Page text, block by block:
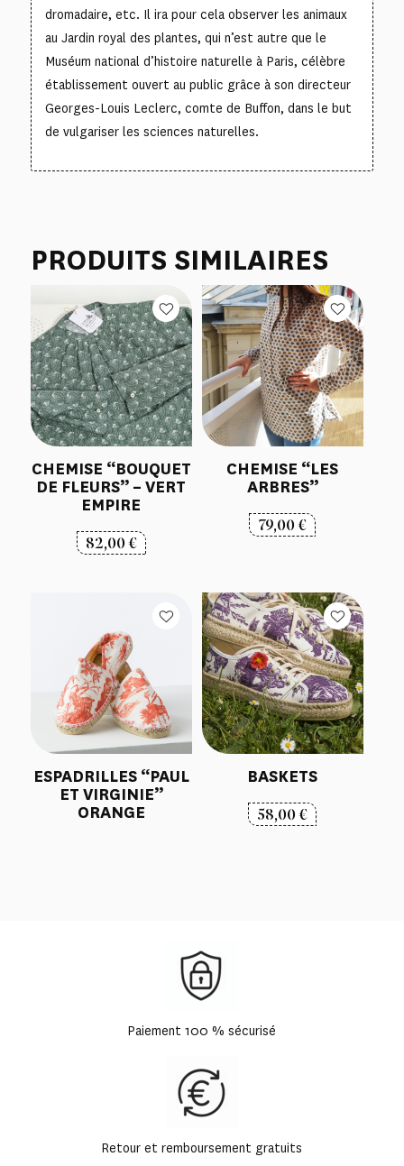
dromadaire, etc. Il ira pour cela observer les animaux
au Jardin royal des plantes, qui n’est autre que le
Muséum national d’histoire naturelle à Paris, célèbre
établissement ouvert au public grâce à son directeur
Georges-Louis Leclerc, comte de Buffon, dans le but
de vulgariser les sciences naturelles.
PRODUITS SIMILAIRES
CHEMISE “BOUQUET
DE FLEURS” – VERT
EMPIRE
82,00€
CHEMISE “LES
ARBRES”
79,00€
ESPADRILLES “PAUL
ET VIRGINIE”
ORANGE
BASKETS
58,00€
Paiement 100 % sécurisé
Retour et remboursement gratuits